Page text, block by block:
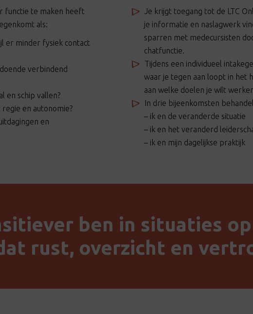
functie te maken heeft
als:
er minder fysiek contact
verbindend
en schip vallen?
en autonomie?
en
Je krijgt toegang tot de LTC
je informatie en naslagwerk
sparren met medecursisten
chatfunctie.
Tijdens een individueel
waar je tegen aan loopt in het
aan welke doelen je wilt
In drie bijeenkomsten
– ik en de veranderde situatie
– ik en het veranderd
– ik en mijn dagelijkse praktijk
ben in situaties
rust, overzicht en